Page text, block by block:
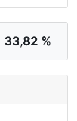
33,82 %